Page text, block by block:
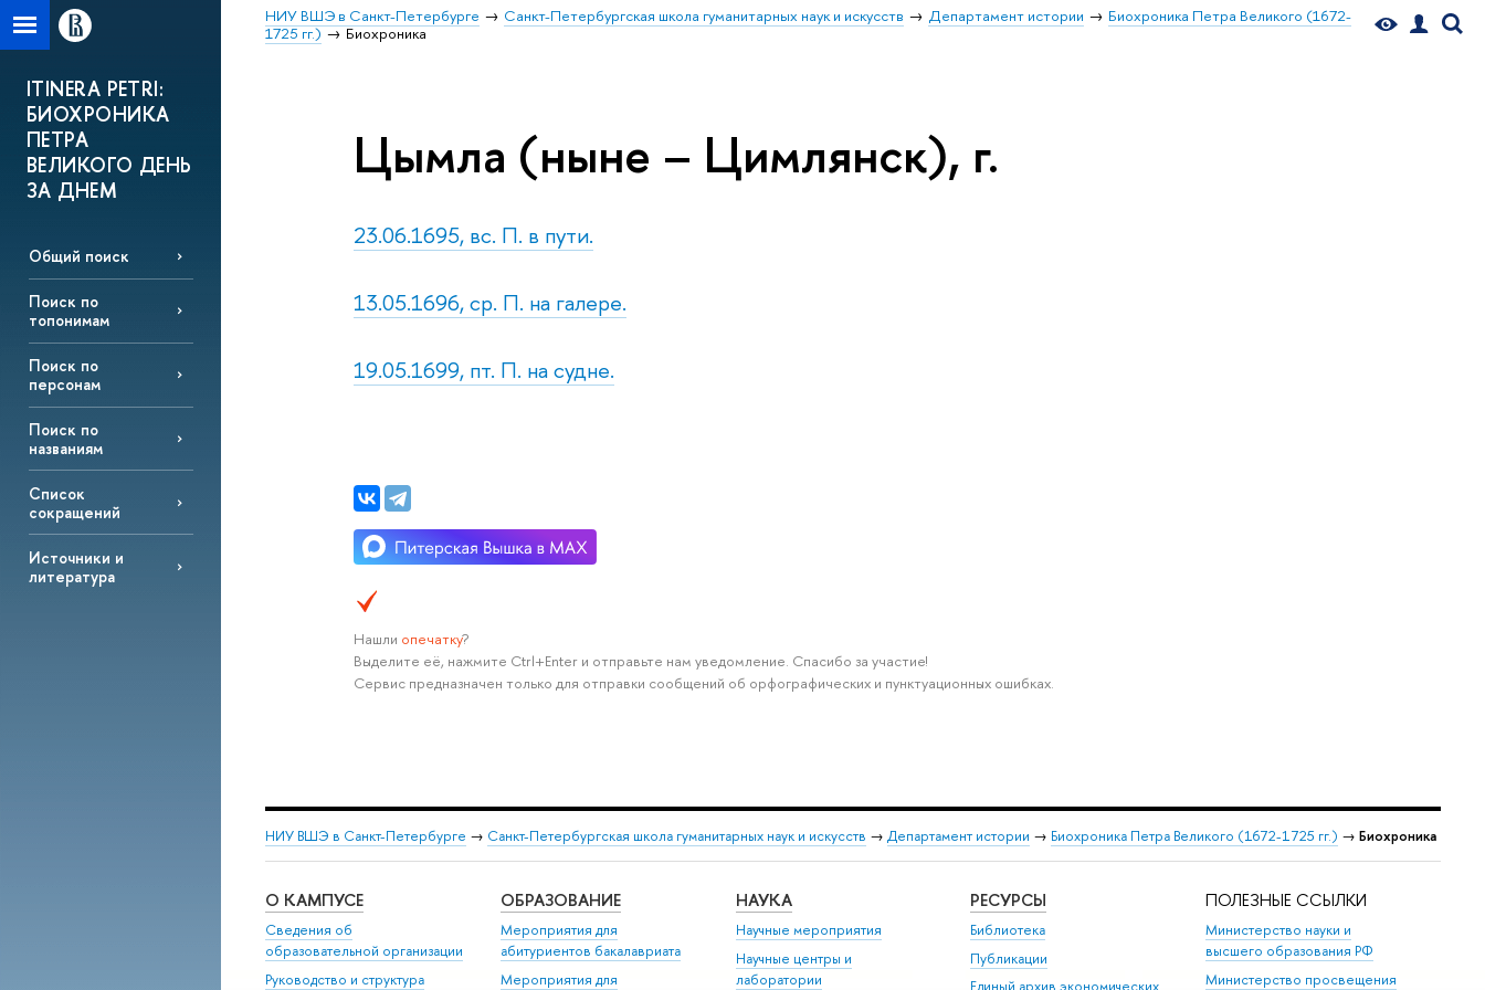
НИУ ВШЭ в Санкт-Петербурге Санкт-Петербургская школа гуманитарных наук и искусств Департамент истории
Биохроника Петра Великого (1672-
1725 гг.)
Биохроника
ITINERA PETRI:
БИОХРОНИКА
ПЕТРА
ВЕЛИКОГО ДЕНЬ
ЗА ДНЕМ
Общий поиск
Поиск по
топонимам
Поиск по
персонам
Поиск по
названиям
Список
сокращений
Источники и
литература
Цымла (ныне – Цимлянск), г.
23.06.1695, вс. П. в пути.
13.05.1696, ср. П. на галере.
19.05.1699, пт. П. на судне.
Нашли опечатку?
Выделите её, нажмите Ctrl+Enter и отправьте нам уведомление. Спасибо за участие!
Сервис предназначен только для отправки сообщений об орфографических и пунктуационных ошибках.
НИУ ВШЭ в Санкт-Петербурге → Санкт-Петербургская школа гуманитарных наук и искусств → Департамент истории → Биохроника Петра Великого (1672-1725 гг.) → Биохроника
О КАМПУСЕ
Сведения об
образовательной организации
Руководство и структура
ОБРАЗОВАНИЕ
Мероприятия для
абитуриентов бакалавриата
Мероприятия для
НАУКА
Научные мероприятия
Научные центры и
лаборатории
РЕСУРСЫ
Библиотека
Публикации
Единый архив экономических
ПОЛЕЗНЫЕ ССЫЛКИ
Министерство науки и
высшего образования РФ
Министерство просвещения